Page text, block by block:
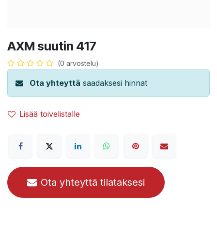
AXM suutin 417
(0 arvostelu)
Ota yhteyttä saadaksesi hinnat
Lisää toivelistalle
Ota yhteyttä tilataksesi